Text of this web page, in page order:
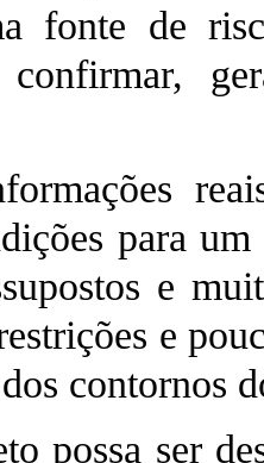
fonte de
para
e
e
contornos
possa ser